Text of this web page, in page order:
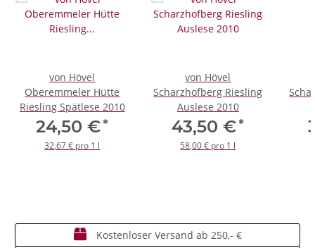
von Hövel
Oberemmeler Hütte
Riesling Spätlese 2010
24,50 €*
32,67 € pro 1 l
von Hövel
Scharzhofberg Riesling
Auslese 2010
43,50 €*
58,00 € pro 1 l
Kostenloser Versand ab 250,- €